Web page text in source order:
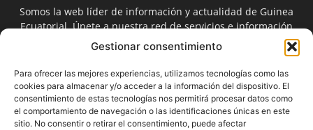
Gestionar consentimiento
Para ofrecer las mejores experiencias, utilizamos tecnologías como las
cookies para almacenar y/o acceder a la información del dispositivo. El
consentimiento de estas tecnologías nos permitirá procesar datos como
el comportamiento de navegación o las identificaciones únicas en este
sitio. No consentir o retirar el consentimiento, puede afectar
Somos la web líder de información y actualidad de Guinea
Ecuatorial. Únete a nuestra red de servicios e información
digital también en las redes sociales.
Contáctanos:info@guineainfomarket.com
SÍGUENOS